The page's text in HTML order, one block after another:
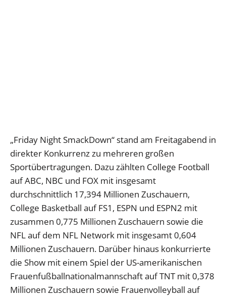
„Friday Night SmackDown“ stand am Freitagabend in
direkter Konkurrenz zu mehreren großen
Sportübertragungen. Dazu zählten College Football
auf ABC, NBC und FOX mit insgesamt
durchschnittlich 17,394 Millionen Zuschauern,
College Basketball auf FS1, ESPN und ESPN2 mit
zusammen 0,775 Millionen Zuschauern sowie die
NFL auf dem NFL Network mit insgesamt 0,604
Millionen Zuschauern. Darüber hinaus konkurrierte
die Show mit einem Spiel der US-amerikanischen
Frauenfußballnationalmannschaft auf TNT mit 0,378
Millionen Zuschauern sowie Frauenvolleyball auf